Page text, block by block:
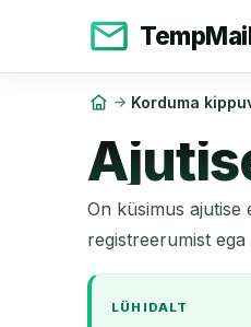
Korduma
On küsimus ajutise
registreerumist
LÜHIDALT